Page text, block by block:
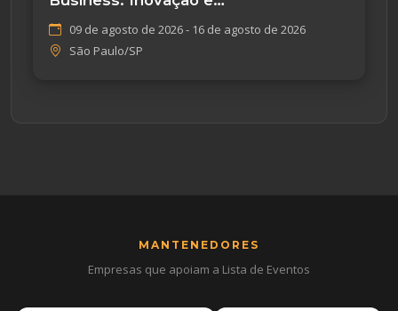
Empreendedorismo
09 de agosto de 2026 - 16 de agosto de 2026
São Paulo/SP
MANTENEDORES
Empresas que apoiam a Lista de Eventos